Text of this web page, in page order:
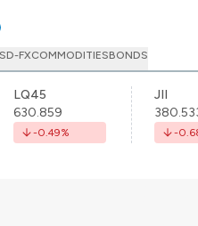
FXCOMMODITIESBONDS
LQ45
630.859
-0.49%
JII
-